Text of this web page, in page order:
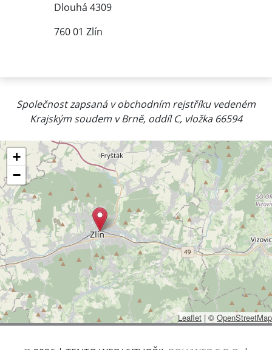
Dlouhá 4309
760 01 Zlín
Společnost zapsaná v obchodním rejstříku vedeném
Krajským soudem v Brně, oddíl C, vložka 66594
+
−
Leaflet | © OpenStreetMap